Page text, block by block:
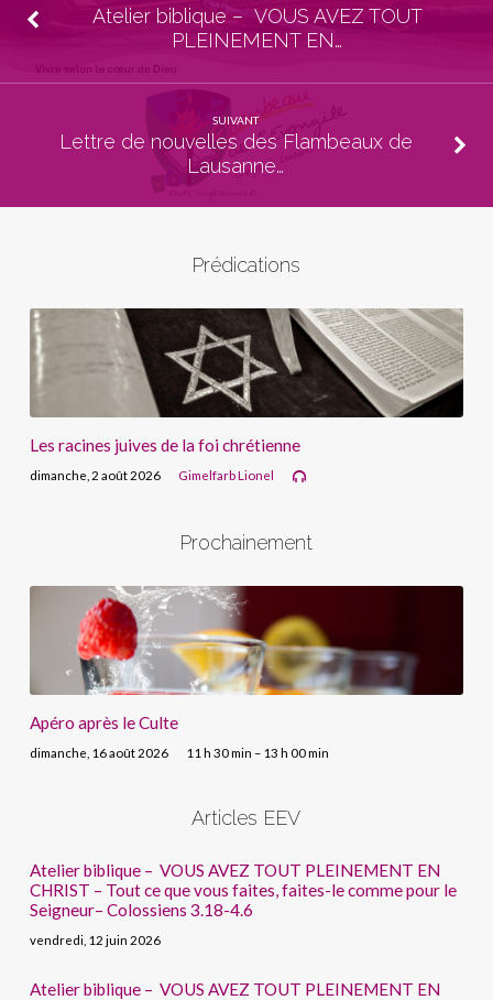
Atelier biblique – VOUS AVEZ TOUT
PLEINEMENT EN…
SUIVANT
Lettre de nouvelles des Flambeaux de
Lausanne…
Prédications
Les racines juives de la foi chrétienne
dimanche, 2 août 2026 Gimelfarb Lionel
Prochainement
Apéro après le Culte
dimanche, 16 août 2026 11 h 30 min – 13 h 00 min
Articles EEV
Atelier biblique – VOUS AVEZ TOUT PLEINEMENT EN
CHRIST – Tout ce que vous faites, faites-le comme pour le
Seigneur– Colossiens 3.18-4.6
vendredi, 12 juin 2026
Atelier biblique – VOUS AVEZ TOUT PLEINEMENT EN